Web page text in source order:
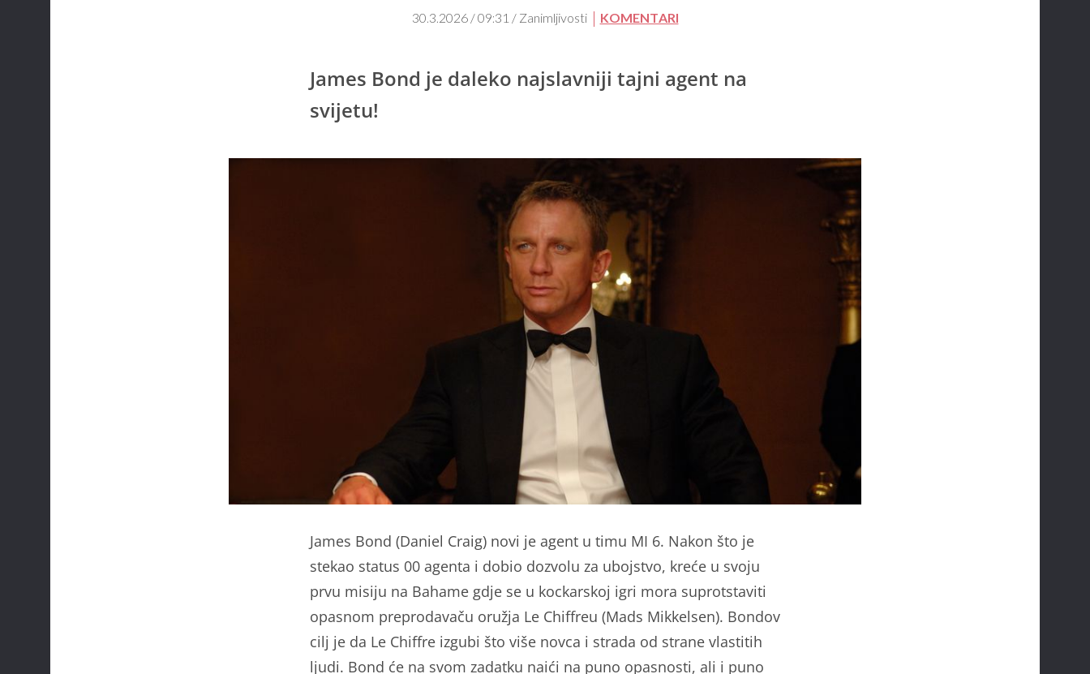
30.3.2026 / 09:31 / Zanimljivosti KOMENTARI
James Bond je daleko najslavniji tajni agent na
svijetu!
James Bond (Daniel Craig) novi je agent u timu MI 6. Nakon što je
stekao status 00 agenta i dobio dozvolu za ubojstvo, kreće u svoju
prvu misiju na Bahame gdje se u kockarskoj igri mora suprotstaviti
opasnom preprodavaču oružja Le Chiffreu (Mads Mikkelsen). Bondov
cilj je da Le Chiffre izgubi što više novca i strada od strane vlastitih
ljudi. Bond će na svom zadatku naići na puno opasnosti, ali i puno